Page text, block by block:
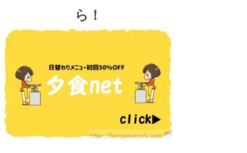
ら！